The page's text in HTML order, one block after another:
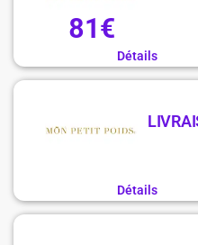
81€
Détails
Détails